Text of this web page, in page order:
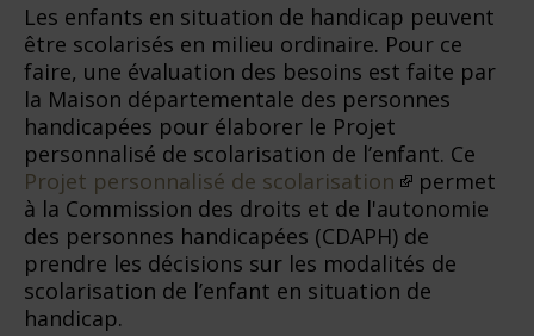
Les enfants en situation de handicap peuvent
être scolarisés en milieu ordinaire. Pour ce
faire, une évaluation des besoins est faite par
la Maison départementale des personnes
handicapées pour élaborer le Projet
personnalisé de scolarisation de l’enfant. Ce
Projet personnalisé de scolarisation
permet
à la Commission des droits et de l'autonomie
des personnes handicapées (CDAPH) de
prendre les décisions sur les modalités de
scolarisation de l’enfant en situation de
handicap.